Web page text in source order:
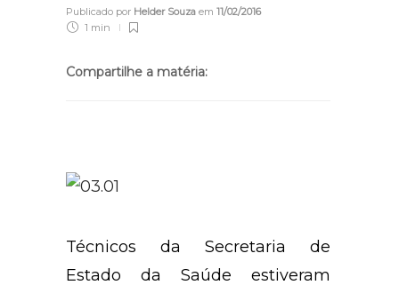
Publicado por Helder Souza em 11/02/2016
1 min
Compartilhe a matéria:
Técnicos da Secretaria de
Estado da Saúde estiveram